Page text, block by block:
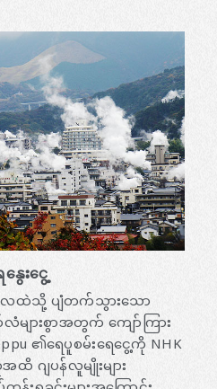
ေးငွေ့
ေထဲသို့ ပျံတက်သွားသော
များစွာအတွက် ကျော်ကြား
၏ရေပူစမ်းရေငွေ့ကို NHK
ဂျပန်လူမျိုးများ